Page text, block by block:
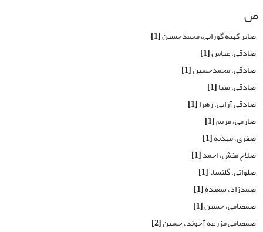
ص
صابر کهنه گورابی، محمدحسین[1]
صادقی، عباس[1]
صادقی، محمد‌حسین[1]
صادقی، مینا[1]
صادقی آرانی، زهرا[1]
صارمی، مریم[1]
صفری، مهدیه[1]
صلاح منش، احمد[1]
صلواتی، گل‏نساء[1]
صمدزاد، سعیده[1]
صمصامی، حسین[1]
صمصامی مزرعه آخوند، حسین[2]